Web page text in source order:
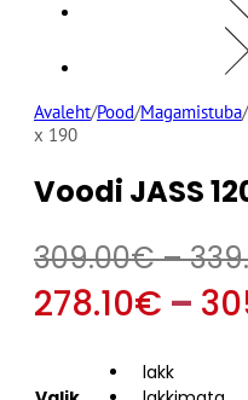
Avaleht/Pood/Magamistuba/
x 190
Voodi JASS
309.00€–
278.10€ –
lakk